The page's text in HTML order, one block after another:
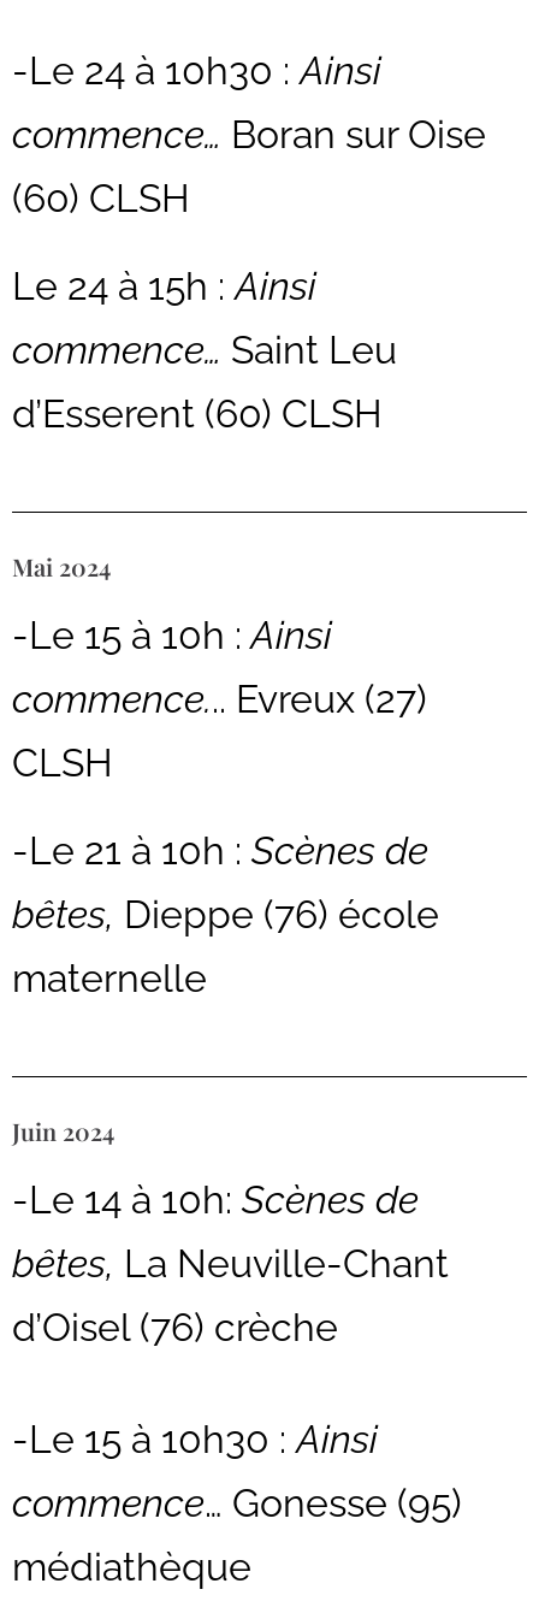
-Le 24 à 10h30 :Ainsi
commence… Boran sur Oise
(60) CLSH
Le 24 à 15h :Ainsi
commence… Saint Leu
d’Esserent (60) CLSH
Mai 2024
-Le 15 à 10h : Ainsi
commence... Evreux (27)
CLSH
-Le 21 à 10h : Scènes de
bêtes, Dieppe (76) école
maternelle
Juin 2024
-Le 14 à 10h: Scènes de
bêtes, La Neuville-Chant
d’Oisel (76) crèche
-Le 15 à 10h30 :Ainsi
commence… Gonesse (95)
médiathèque